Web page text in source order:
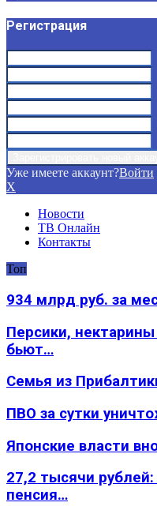
Регистрация
Уже имеете аккаунт?Войти
X
Новости
ТВ Онлайн
Контакты
Топ
934 млрд руб. за
Персики,
бьют…
Семья из
ПВО за сутки
Японские власти
27,2 тысячи
пенсия…